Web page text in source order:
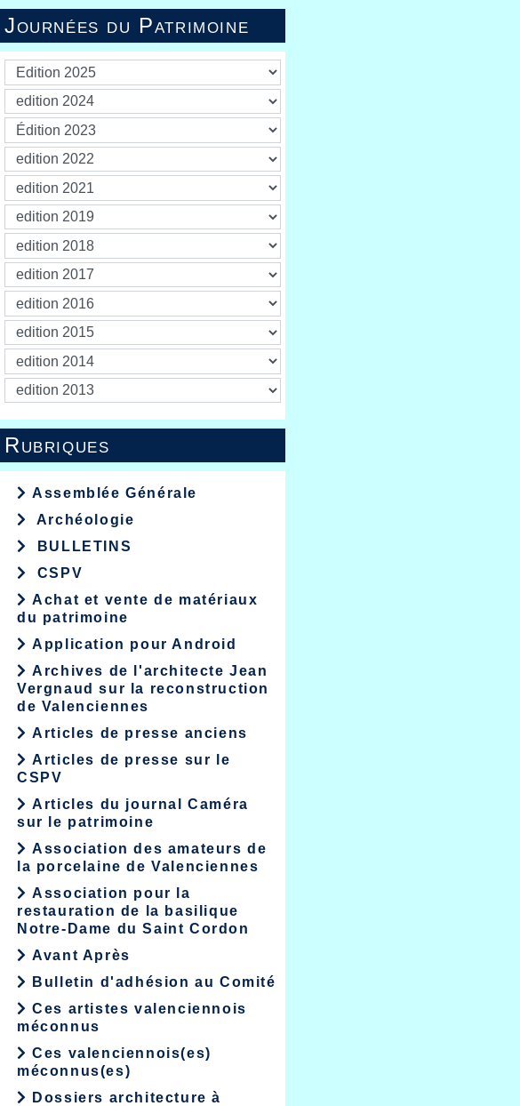
Journées du Patrimoine
Rubriques
Assemblée Générale
Archéologie
BULLETINS
CSPV
Achat et vente de matériaux
du patrimoine
Application pour Android
Archives de l'architecte Jean
Vergnaud sur la reconstruction
de Valenciennes
Articles de presse anciens
Articles de presse sur le
CSPV
Articles du journal Caméra
sur le patrimoine
Association des amateurs de
la porcelaine de Valenciennes
Association pour la
restauration de la basilique
Notre-Dame du Saint Cordon
Avant Après
Bulletin d'adhésion au Comité
Ces artistes valenciennois
méconnus
Ces valenciennois(es)
méconnus(es)
Dossiers architecture à